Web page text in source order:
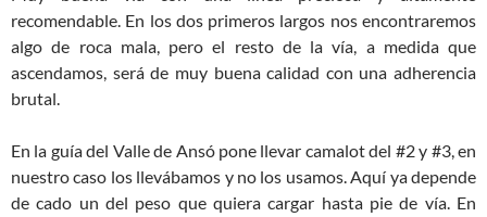
recomendable. En los dos primeros largos nos encontraremos
algo de roca mala, pero el resto de la vía, a medida que
ascendamos, será de muy buena calidad con una adherencia
brutal.
En la guía del Valle de Ansó pone llevar camalot del #2 y #3, en
nuestro caso los llevábamos y no los usamos. Aquí ya depende
de cado un del peso que quiera cargar hasta pie de vía. En